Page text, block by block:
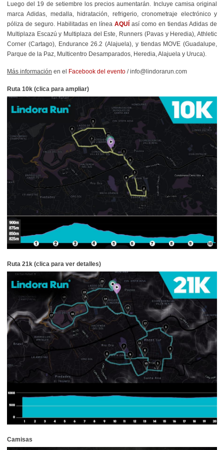
Luego del 19 de setiembre los precios aumentarán. Incluye camisa original
marca Adidas, medalla, hidratación, refrigerio, cronometraje electrónico y
póliza de seguro. Habilitadas en línea AQUÍ así como en tiendas Adidas de
Multiplaza Escazú y Multiplaza del Este, Runners (Pavas y Heredia), Athletic
Corner (Cartago), Endurance 26.2 (Alajuela), y tiendas MOVE (Guadalupe,
Parque de la Paz, Multicentro Desamparados, Heredia, Alajuela y Uruca).
Más información en el Facebook del evento / info@lindorarun.com
Ruta 10k (clica para ampliar)
Ruta 21k (clica para ver detalles)
Camisas